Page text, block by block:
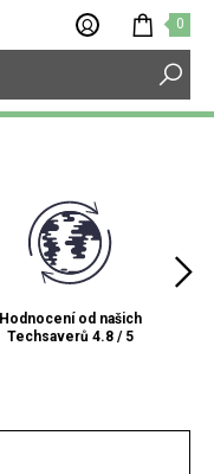
0
Hodnocení od našich
Techsaverů 4.8 / 5